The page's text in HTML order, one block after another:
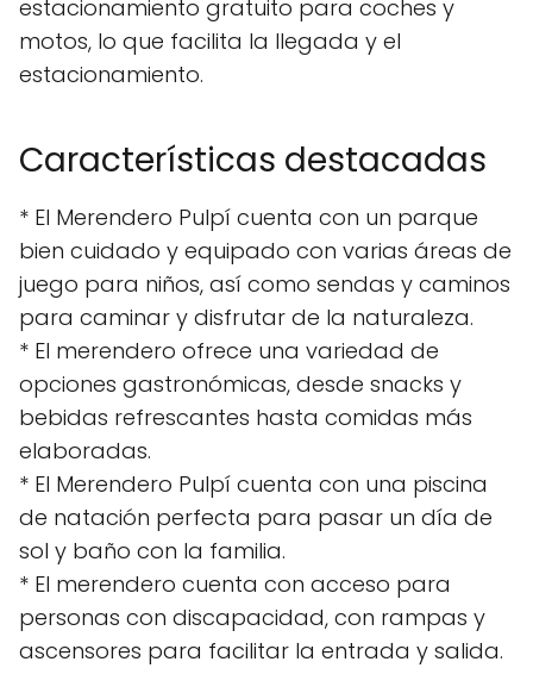
estacionamiento gratuito para coches y
motos, lo que facilita la llegada y el
estacionamiento.
Características destacadas
* El Merendero Pulpí cuenta con un parque
bien cuidado y equipado con varias áreas de
juego para niños, así como sendas y caminos
para caminar y disfrutar de la naturaleza.
* El merendero ofrece una variedad de
opciones gastronómicas, desde snacks y
bebidas refrescantes hasta comidas más
elaboradas.
* El Merendero Pulpí cuenta con una piscina
de natación perfecta para pasar un día de
sol y baño con la familia.
* El merendero cuenta con acceso para
personas con discapacidad, con rampas y
ascensores para facilitar la entrada y salida.